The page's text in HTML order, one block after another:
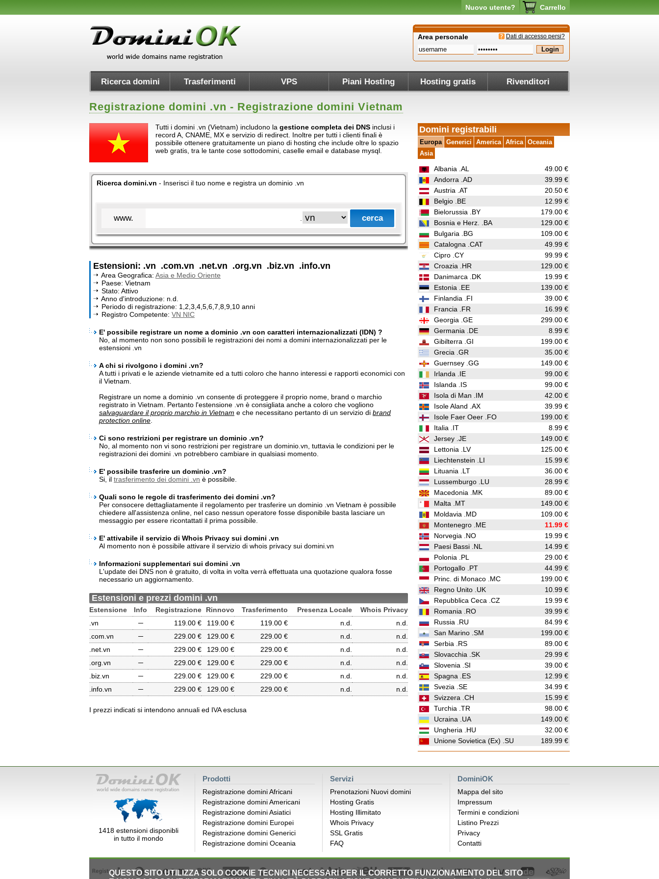
Nuovo utente? Carrello
Dati di accesso persi?
Area personale
Ricerca domini Trasferimenti VPS Piani Hosting Hosting gratis Rivenditori
Registrazione domini .vn - Registrazione domini Vietnam
Tutti i domini .vn (Vietnam) includono la gestione completa dei DNS inclusi i
record A, CNAME, MX e servizio di redirect. Inoltre per tutti i clienti finali è
possibile ottenere gratuitamente un piano di hosting che include oltre lo spazio
web gratis, tra le tante cose sottodomini, caselle email e database mysql.
Ricerca domini.vn - Inserisci il tuo nome e registra un dominio .vn
www.
Estensioni: .vn .com.vn .net.vn .org.vn .biz.vn .info.vn
Area Geografica: Asia e Medio Oriente
Paese: Vietnam
Stato: Attivo
Anno d'introduzione: n.d.
Periodo di registrazione: 1,2,3,4,5,6,7,8,9,10 anni
Registro Competente: VN NIC
E' possibile registrare un nome a dominio .vn con caratteri internazionalizzati (IDN) ?
No, al momento non sono possibili le registrazioni dei nomi a domini internazionalizzati per le
estensioni .vn
A chi si rivolgono i domini .vn?
A tutti i privati e le aziende vietnamite ed a tutti coloro che hanno interessi e rapporti economici con
il Vietnam.
Registrare un nome a dominio .vn consente di proteggere il proprio nome, brand o marchio
registrato in Vietnam. Pertanto l'estensione .vn è consigliata anche a coloro che vogliono
salvaguardare il proprio marchio in Vietnam e che necessitano pertanto di un servizio di brand
protection online
Ci sono restrizioni per registrare un dominio .vn?
No, al momento non vi sono restrizioni per registrare un dominio.vn, tuttavia le condizioni per le
registrazioni dei domini .vn potrebbero cambiare in qualsiasi momento.
E' possibile trasferire un dominio .vn?
Si, il trasferimento dei domini .vn è possibile.
Quali sono le regole di trasferimento dei domini .vn?
Per consocere dettagliatamente il regolamento per trasferire un dominio .vn Vietnam è possibile
chiedere all'assistenza online, nel caso nessun operatore fosse disponibile basta lasciare un
messaggio per essere ricontattati il prima possibile.
E' attivabile il servizio di Whois Privacy sui domini .vn
Al momento non è possibile attivare il servizio di whois privacy sui domini.vn
Informazioni supplementari sui domini .vn
L'update dei DNS non è gratuito, di volta in volta verrà effettuata una quotazione qualora fosse
necessario un aggiornamento.
Estensioni e prezzi domini .vn
Estensione Info Registrazione Rinnovo Trasferimento Presenza Locale
Whois Privacy
.vn
─ 119.00 € 119.00 € 119.00 € n.d.
n.d.
.com.vn
─ 229.00 € 129.00 € 229.00 € n.d.
n.d.
.net.vn
─ 229.00 € 129.00 € 229.00 € n.d.
n.d.
.org.vn
─ 229.00 € 129.00 € 229.00 € n.d.
n.d.
.biz.vn
─ 229.00 € 129.00 € 229.00 € n.d.
n.d.
.info.vn
─ 229.00 € 129.00 € 229.00 € n.d. n.d.
I prezzi indicati si intendono annuali ed IVA esclusa
Domini registrabili
Europa Generici America Africa Oceania
Asia
Albania .AL
49.00 €
Andorra .AD
39.99 €
Austria .AT
20.50 €
Belgio .BE
12.99 €
Bielorussia .BY
179.00 €
Bosnia e Herz. .BA
129.00 €
Bulgaria .BG
109.00 €
Catalogna .CAT
49.99 €
Cipro .CY
99.99 €
Croazia .HR
129.00 €
Danimarca .DK
19.99 €
Estonia .EE
139.00 €
Finlandia .FI
39.00 €
Francia .FR
16.99 €
Georgia .GE
299.00 €
Germania .DE
8.99 €
Gibilterra .GI
199.00 €
Grecia .GR
35.00 €
Guernsey .GG
149.00 €
Irlanda .IE
99.00 €
Islanda .IS
99.00 €
Isola di Man .IM
42.00 €
Isole Aland .AX
39.99 €
Isole Faer Oeer .FO
199.00 €
Italia .IT
8.99 €
Jersey .JE
149.00 €
Lettonia .LV
125.00 €
Liechtenstein .LI
15.99 €
Lituania .LT
36.00 €
Lussemburgo .LU
28.99 €
Macedonia .MK
89.00 €
Malta .MT
149.00 €
Moldavia .MD
109.00 €
Montenegro .ME
11.99 €
Norvegia .NO
19.99 €
Paesi Bassi .NL
14.99 €
Polonia .PL
29.00 €
Portogallo .PT
44.99 €
Princ. di Monaco .MC
199.00 €
Regno Unito .UK
10.99 €
Repubblica Ceca .CZ
19.99 €
Romania .RO
39.99 €
Russia .RU
84.99 €
San Marino .SM
199.00 €
Serbia .RS
89.00 €
Slovacchia .SK
29.99 €
Slovenia .SI
39.00 €
Spagna .ES
12.99 €
Svezia .SE
34.99 €
Svizzera .CH
15.99 €
Turchia .TR
98.00 €
Ucraina .UA
149.00 €
Ungheria .HU
32.00 €
Unione Sovietica (Ex) .SU
189.99 €
1418 estensioni disponibli
in tutto il mondo
Prodotti
Registrazione domini Africani
Registrazione domini Americani
Registrazione domini Asiatici
Registrazione domini Europei
Registrazione domini Generici
Registrazione domini Oceania
Servizi
Prenotazioni Nuovi domini
Hosting Gratis
Hosting Illimitato
Whois Privacy
SSL Gratis
FAQ
DominiOK
Mappa del sito
Impressum
Termini e condizioni
Listino Prezzi
Privacy
Contatti
QUESTO SITO UTILIZZA SOLO COOKIE TECNICI NECESSARI PER IL CORRETTO FUNZIONAMENTO DEL SITO